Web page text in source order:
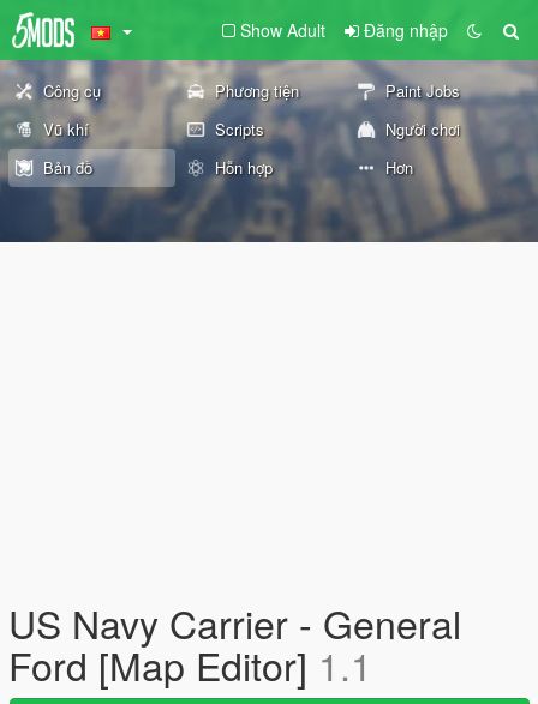
Show Adult Đăng nhập
Công cụ Phương tiện
Paint Jobs
Vũ khí
Scripts
Người chơi
Bản đồ
Hỗn hợp Hơn
US Navy Carrier - General
Ford [Map Editor] 1.1